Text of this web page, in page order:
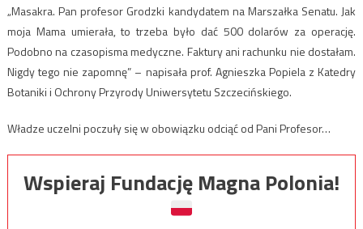
„Masakra. Pan profesor Grodzki kandydatem na Marszałka Senatu. Jak
moja Mama umierała, to trzeba było dać 500 dolarów za operację.
Podobno na czasopisma medyczne. Faktury ani rachunku nie dostałam.
Nigdy tego nie zapomnę” – napisała prof. Agnieszka Popiela z Katedry
Botaniki i Ochrony Przyrody Uniwersytetu Szczecińskiego.
Władze uczelni poczuły się w obowiązku odciąć od Pani Profesor…
Wspieraj Fundację Magna Polonia!